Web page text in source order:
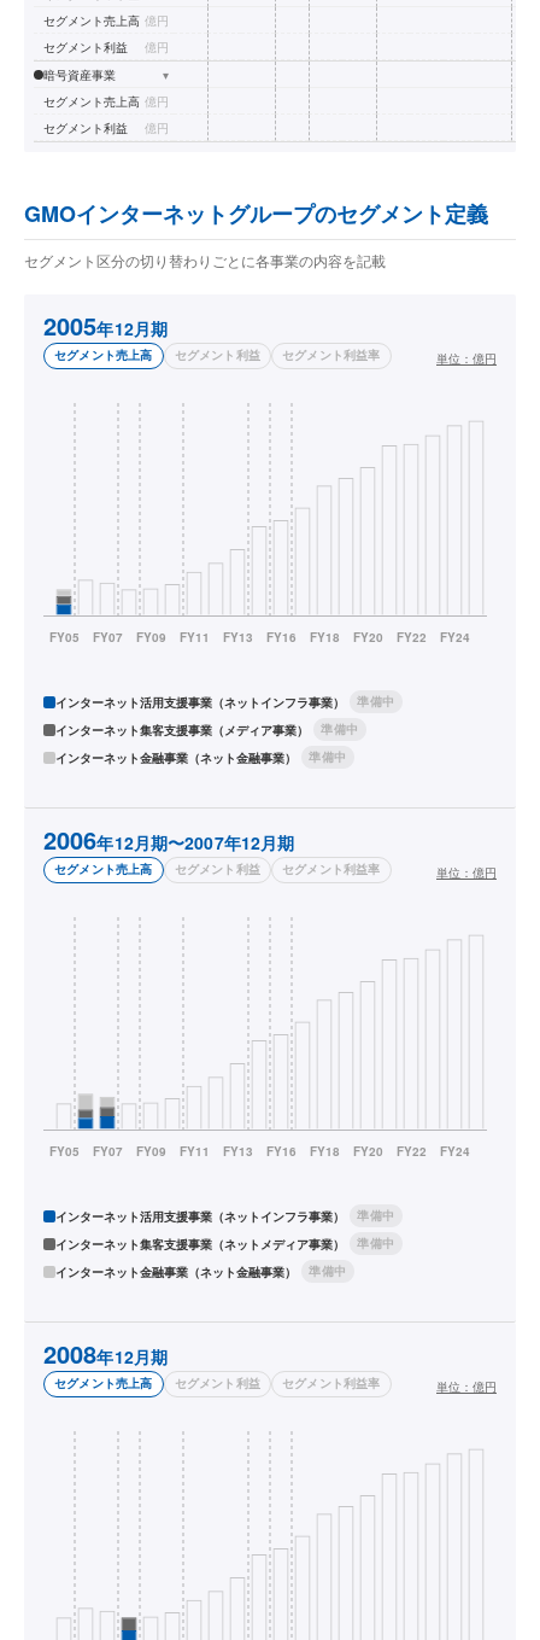
セグメント売上高 億円
セグメント利益
億円
暗号資産事業
▾
セグメント売上高 億円
セグメント利益
億円
GMOインターネットグループのセグメント定義
セグメント区分の切り替わりごとに各事業の内容を記載
2005年12月期
セグメント売上高 セグメント利益 セグメント利益率 単位： 億円
インターネット活用支援事業（ネットインフラ事業）
準備中
インターネット集客支援事業（メディア事業）
準備中
インターネット金融事業（ネット金融事業）
準備中
2006年12月期〜2007年12月期
セグメント売上高 セグメント利益 セグメント利益率 単位： 億円
インターネット活用支援事業（ネットインフラ事業）
準備中
インターネット集客支援事業（ネットメディア事業）
準備中
インターネット金融事業（ネット金融事業）
準備中
2008年12月期
セグメント売上高 セグメント利益 セグメント利益率 単位： 億円